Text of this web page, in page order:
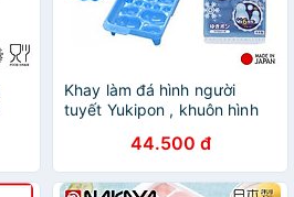
Khay làm đá hình người
tuyết Yukipon , khuôn hình
hợp cho nhiều mục đích sử
dụng - nội địa Nhật Bản
44.500 đ